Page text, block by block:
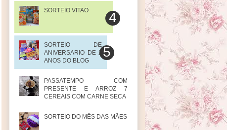
SORTEIO VITAO
SORTEIO DE
ANIVERSARIO DE 2
ANOS DO BLOG
PASSATEMPO COM
PRESENTE E ARROZ 7
CEREAIS COM CARNE SECA
SORTEIO DO MÊS DAS MÃES